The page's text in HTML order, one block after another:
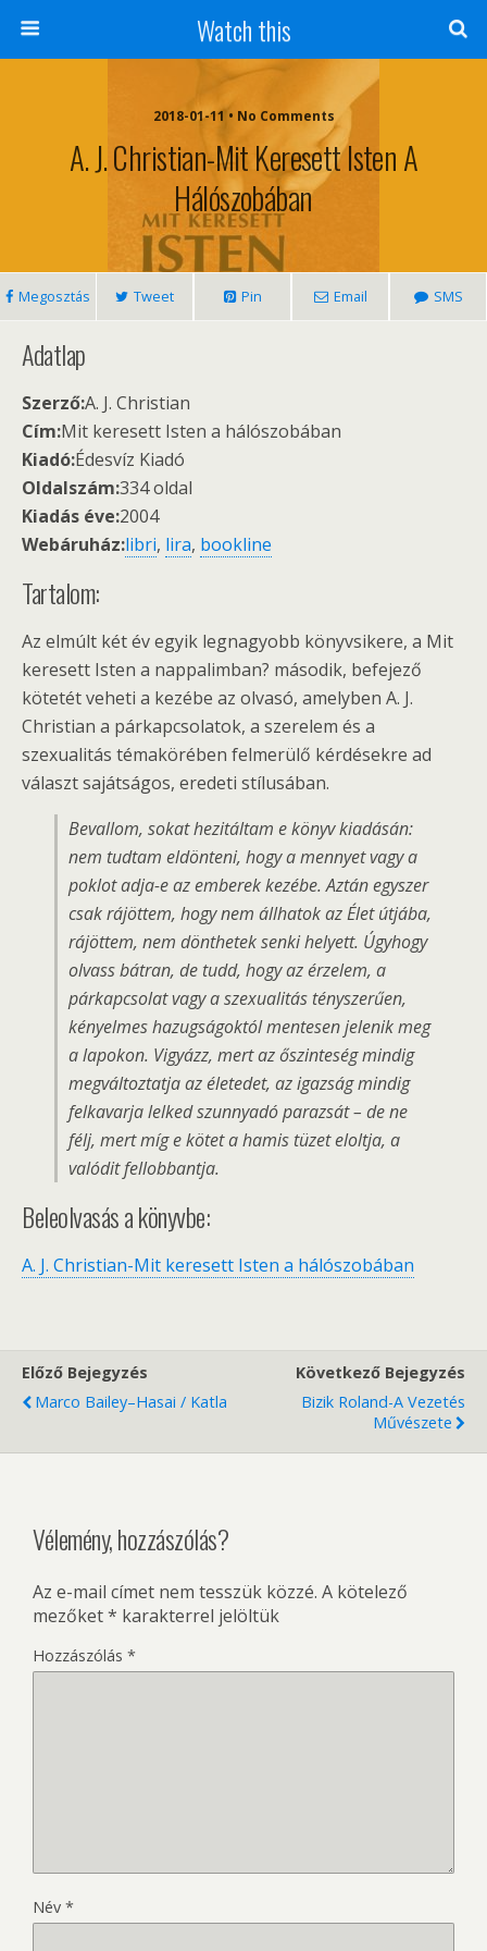
Watch this
2018-01-11 • No Comments
A. J. Christian-Mit Keresett Isten A
Hálószobában
Megosztás Tweet Pin Email SMS
Adatlap
Szerző:A. J. Christian
Cím:Mit keresett Isten a hálószobában
Kiadó:Édesvíz Kiadó
Oldalszám:334 oldal
Kiadás éve:2004
Webáruház:libri, lira, bookline
Tartalom:
Az elmúlt két év egyik legnagyobb könyvsikere, a Mit
keresett Isten a nappalimban? második, befejező
kötetét veheti a kezébe az olvasó, amelyben A. J.
Christian a párkapcsolatok, a szerelem és a
szexualitás témakörében felmerülő kérdésekre ad
választ sajátságos, eredeti stílusában.
Bevallom, sokat hezitáltam e könyv kiadásán:
nem tudtam eldönteni, hogy a mennyet vagy a
poklot adja-e az emberek kezébe. Aztán egyszer
csak rájöttem, hogy nem állhatok az Élet útjába,
rájöttem, nem dönthetek senki helyett. Úgyhogy
olvass bátran, de tudd, hogy az érzelem, a
párkapcsolat vagy a szexualitás tényszerűen,
kényelmes hazugságoktól mentesen jelenik meg
a lapokon. Vigyázz, mert az őszinteség mindig
megváltoztatja az életedet, az igazság mindig
felkavarja lelked szunnyadó parazsát – de ne
félj, mert míg e kötet a hamis tüzet eloltja, a
valódit fellobbantja.
Beleolvasás a könyvbe:
A. J. Christian-Mit keresett Isten a hálószobában
Előző Bejegyzés
Marco Bailey–Hasai / Katla
Következő Bejegyzés
Bizik Roland-A Vezetés
Művészete
Vélemény, hozzászólás?
Az e-mail címet nem tesszük közzé. A kötelező
mezőket* karakterrel jelöltük
Hozzászólás *
Név *